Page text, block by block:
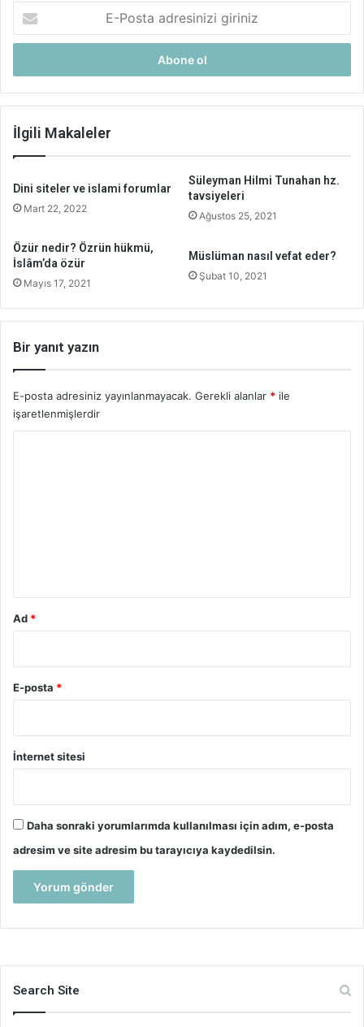
Posta
adresinizi
İlgili Makaleler
Dini siteler ve islami forumlar
Mart 22, 2022
Süleyman Hilmi Tunahan hz.
tavsiyeleri
Ağustos 25, 2021
Özür nedir? Özrün hükmü,
İslâm’da özür
Mayıs 17, 2021
Müslüman nasıl vefat eder?
Şubat 10, 2021
Bir yanıt yazın
E-posta adresiniz yayınlanmayacak. Gerekli alanlar * ile
işaretlenmişlerdir
Ad *
E-posta *
İnternet sitesi
Daha sonraki yorumlarımda kullanılması için adım, e-posta
adresim ve site adresim bu tarayıcıya kaydedilsin.
Search Site